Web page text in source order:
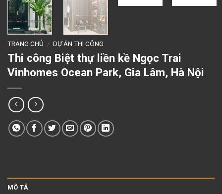
TRANG CHỦ / DỰ ÁN THI CÔNG
Thi công Biệt thự liền kề Ngọc Trai
Vinhomes Ocean Park, Gia Lâm, Hà Nội
MÔ TẢ